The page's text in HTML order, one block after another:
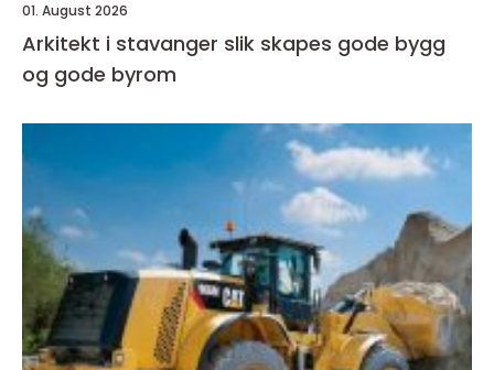
01. August 2026
Arkitekt i stavanger slik skapes gode bygg
og gode byrom